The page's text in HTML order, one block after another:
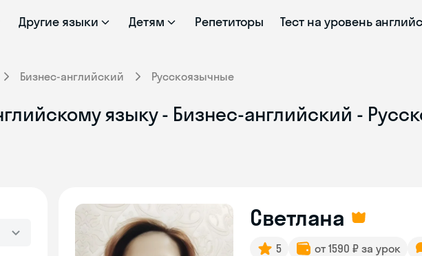
Другие языки Детям Репетиторы Тест на уровень
Бизнес-английский Русскоязычные
языку - Бизнес-английский -
Светлана
5 от 1590 ₽ за урок